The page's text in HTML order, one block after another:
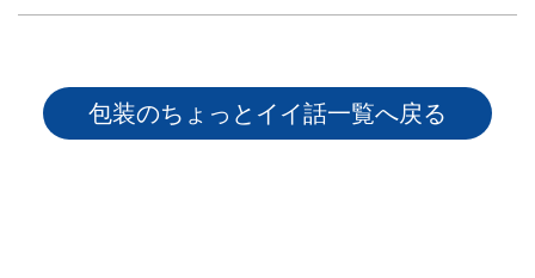
包装のちょっとイイ話一覧へ戻る